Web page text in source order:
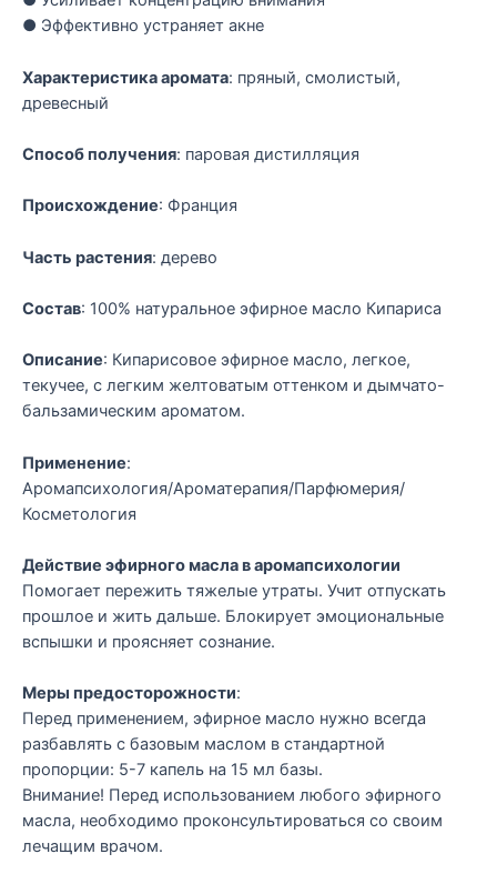
● Эффективно устраняет акне
Характеристика аромата: пряный, смолистый,
древесный
Способ получения: паровая дистилляция
Происхождение: Франция
Часть растения: дерево
Состав: 100% натуральное эфирное масло Кипариса
Описание: Кипарисовое эфирное масло, легкое,
текучее, с легким желтоватым оттенком и дымчато-
бальзамическим ароматом.
Применение:
Аромапсихология/Ароматерапия/Парфюмерия/
Косметология
Действие эфирного масла в аромапсихологии
Помогает пережить тяжелые утраты. Учит отпускать
прошлое и жить дальше. Блокирует эмоциональные
вспышки и проясняет сознание.
Меры предосторожности:
Перед применением, эфирное масло нужно всегда
разбавлять с базовым маслом в стандартной
пропорции: 5-7 капель на 15 мл базы.
Внимание! Перед использованием любого эфирного
масла, необходимо проконсультироваться со своим
лечащим врачом.